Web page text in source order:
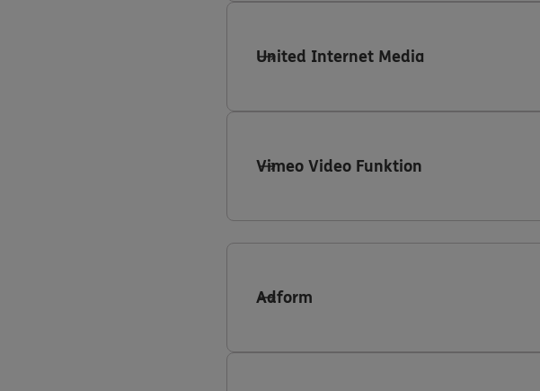
United Internet Media
Vimeo Video Funktion
Adform